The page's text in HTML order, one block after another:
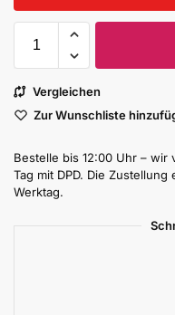
Vergleichen
Zur Wunschliste
Bestelle bis 12:00 Uhr – wir
Tag mit DPD. Die
Werktag.